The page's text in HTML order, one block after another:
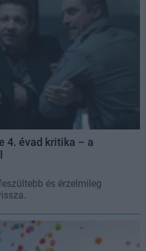
4. évad kritika – a
és érzelmileg